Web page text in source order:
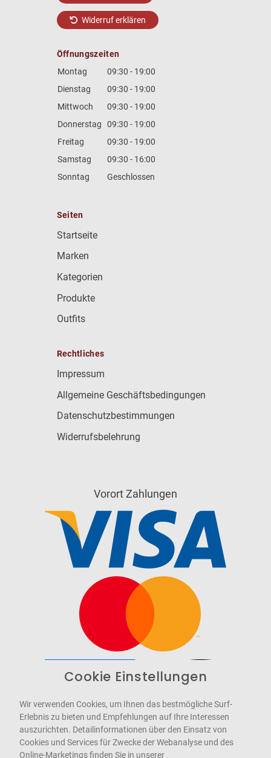
Widerruf erklären
Öffnungszeiten
Montag
09:30 - 19:00
Dienstag
09:30 - 19:00
Mittwoch
09:30 - 19:00
Donnerstag
09:30 - 19:00
Freitag
09:30 - 19:00
Samstag
09:30 - 16:00
Sonntag
Geschlossen
Seiten
Startseite
Marken
Kategorien
Produkte
Outfits
Rechtliches
Impressum
Allgemeine Geschäftsbedingungen
Datenschutzbestimmungen
Widerrufsbelehrung
Vorort Zahlungen
WCAG-2.1-AA
Cookie Einstellungen
Wir verwenden Cookies, um Ihnen das bestmögliche Surf-
Erlebnis zu bieten und Empfehlungen auf Ihre Interessen
auszurichten. Detailinformationen über den Einsatz von
Cookies und Services für Zwecke der Webanalyse und des
Online-Marketings finden Sie in unserer